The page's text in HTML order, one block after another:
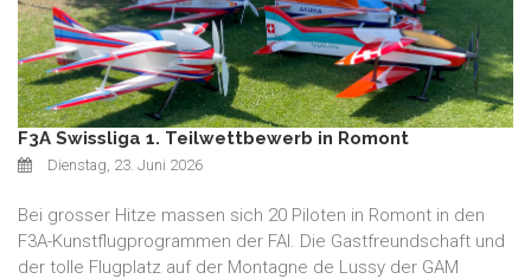
F3A Swissliga 1. Teilwettbewerb in Romont
Dienstag, 23. Juni 2026
Bei grosser Hitze massen sich 20 Piloten in Romont in den
F3A-Kunstflugprogrammen der FAI. Die Gastfreundschaft und
der tolle Flugplatz auf der Montagne de Lussy der GAM